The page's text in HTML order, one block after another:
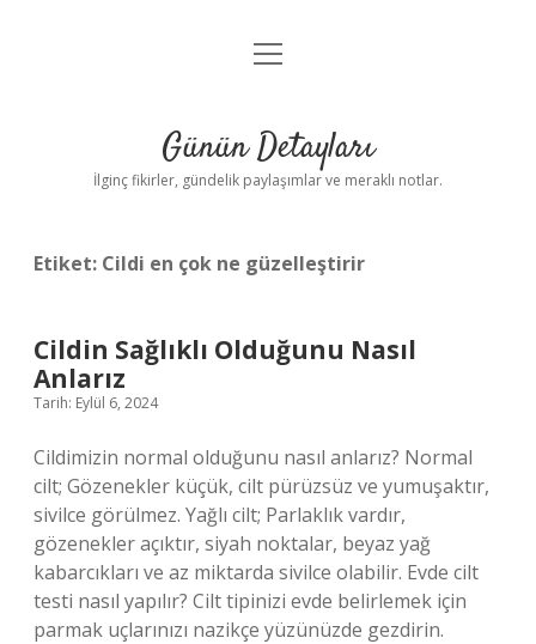
Gizlilik Politikası
Yasal Uyarı
menüyü
Günün Detayları
İlginç fikirler, gündelik paylaşımlar ve meraklı notlar.
Etiket: Cildi en çok ne güzelleştirir
Cildin Sağlıklı Olduğunu Nasıl
Anlarız
Tarih: Eylül 6, 2024
Cildimizin normal olduğunu nasıl anlarız? Normal
cilt; Gözenekler küçük, cilt pürüzsüz ve yumuşaktır,
sivilce görülmez. Yağlı cilt; Parlaklık vardır,
gözenekler açıktır, siyah noktalar, beyaz yağ
kabarcıkları ve az miktarda sivilce olabilir. Evde cilt
testi nasıl yapılır? Cilt tipinizi evde belirlemek için
parmak uçlarınızı nazikçe yüzünüzde gezdirin.